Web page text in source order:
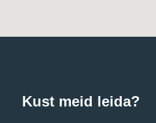
Kust meid leida?